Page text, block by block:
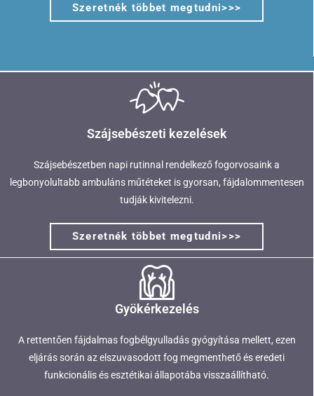
Szeretnék többet megtudni>>>
Szájsebészeti kezelések
Szájsebészetben napi rutinnal rendelkező fogorvosaink a
legbonyolultabb ambuláns műtéteket is gyorsan, fájdalommentesen
tudják kivitelezni.
Szeretnék többet megtudni>>>
Gyökérkezelés
A rettentően fájdalmas fogbélgyulladás gyógyítása mellett, ezen
eljárás során az elszuvasodott fog megmenthető és eredeti
funkcionális és esztétikai állapotába visszaállítható.